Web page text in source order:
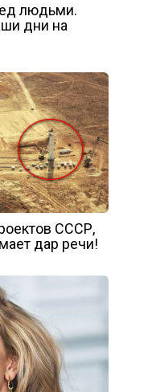
людьми.
дни на
СССР,
дар речи!